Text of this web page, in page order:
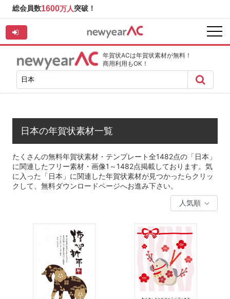
総会員数1600万人突破！
年賀状ACは年賀状素材が無料！
商用利用もOK！
日本の年賀状素材一覧
たくさんの無料年賀状素材・テンプレート全1482点の「日本」
に関連したフリー素材・画像1～1482点掲載しております。気
に入った「日本」に関連した年賀状素材が見つかったらクリッ
クして、無料ダウンロードページへお進み下さい。